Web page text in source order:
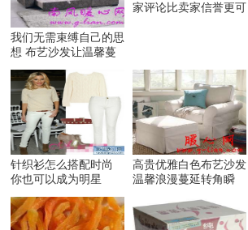
我们无需束缚自己的思
想 布艺沙发让温馨蔓
家评论比卖家信誉更可
针织衫怎么搭配时尚
你也可以成为明星
高贵优雅白色布艺沙发
温馨浪漫蔓延转角瞬